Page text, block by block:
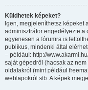
Küldhetek képeket?
Igen, megjeleníthetsz képeket
adminisztrátor engedélyezte a
egyenesen a fórumra is
publikus, mindenki által
– például: http://
saját gépedről (hacsak az
oldalakról (mint például
weblapokról stb. A képek